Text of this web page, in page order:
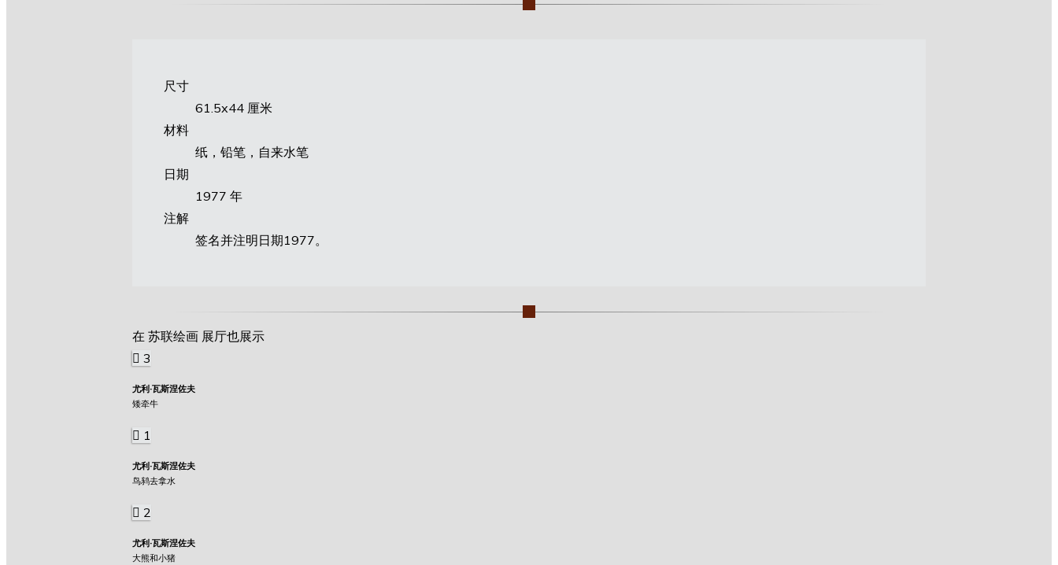
尺寸
61.5х44 厘米
材料
纸，铅笔，自来水笔
日期
1977 年
注解
签名并注明日期1977。
在 苏联绘画 展厅也展示
3
尤利·瓦斯涅佐夫
矮牵牛
1
尤利·瓦斯涅佐夫
鸟鸫去拿水
2
尤利·瓦斯涅佐夫
大熊和小猪